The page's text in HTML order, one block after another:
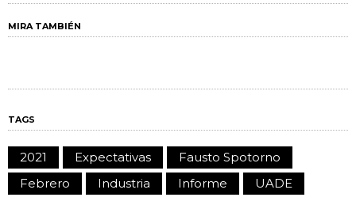
MIRA TAMBIÉN
TAGS
2021 Expectativas
Fausto Spotorno
Febrero
Industria Informe UADE